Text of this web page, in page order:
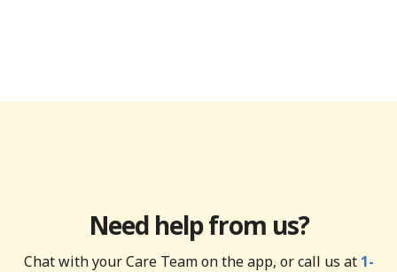
Need help from us?
Chat with your Care Team on the app, or call us at 1-